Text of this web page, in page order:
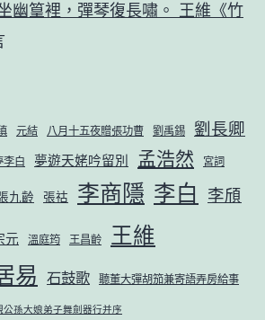
幽篁裡，彈琴復長嘯。 王維《竹
元結 八月十五夜贈張功曹 劉禹錫 劉長卿
李白 夢遊天姥吟留別 孟浩然 宮詞
九齡 張祜 李商隱 李白 李頎
元 溫庭筠 王昌齡 王維
易 石鼓歌 聽董大彈胡笳兼寄語弄房給事
公孫大娘弟子舞劍器行并序